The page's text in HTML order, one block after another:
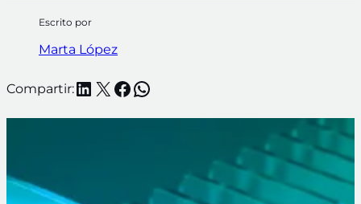
Escrito por
Marta López
Compartir:LinkedIn
X Facebook
WhatsApp